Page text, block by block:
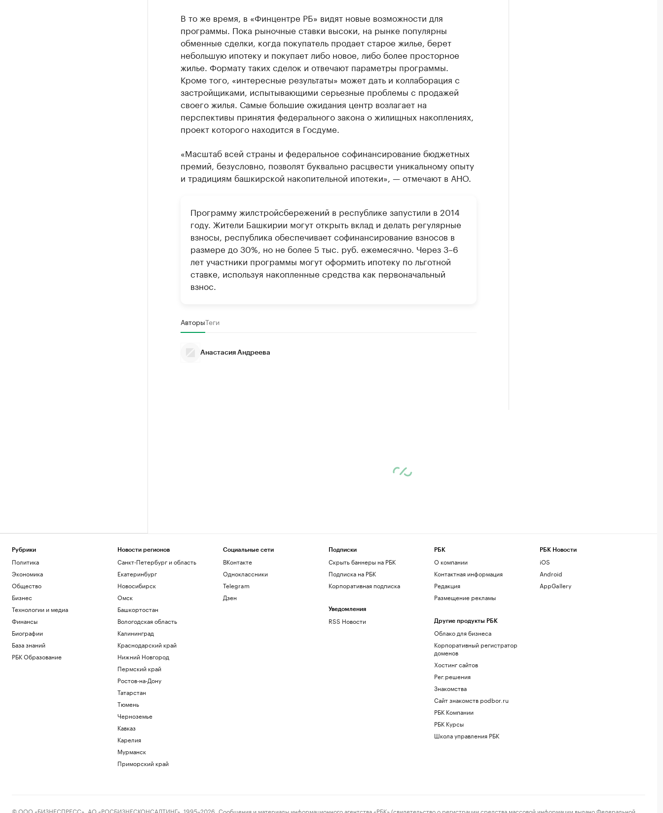
В то же время, в «Финцентре РБ» видят новые возможности для
программы. Пока рыночные ставки высоки, на рынке популярны
обменные сделки, когда покупатель продает старое жилье, берет
небольшую ипотеку и покупает либо новое, либо более просторное
жилье. Формату таких сделок и отвечают параметры программы.
Кроме того, «интересные результаты» может дать и коллаборация с
застройщиками, испытывающими серьезные проблемы с продажей
своего жилья. Самые большие ожидания центр возлагает на
перспективы принятия федерального закона о жилищных накоплениях,
проект которого находится в Госдуме.
«Масштаб всей страны и федеральное софинансирование бюджетных
премий, безусловно, позволят буквально расцвести уникальному опыту
и традициям башкирской накопительной ипотеки», — отмечают в АНО.
Программу жилстройсбережений в республике запустили в 2014
году. Жители Башкирии могут открыть вклад и делать регулярные
взносы, республика обеспечивает софинансирование взносов в
размере до 30%, но не более 5 тыс. руб. ежемесячно. Через 3–6
лет участники программы могут оформить ипотеку по льготной
ставке, используя накопленные средства как первоначальный
взнос.
АвторыТеги
Анастасия Андреева
Рубрики
Политика
Экономика
Общество
Бизнес
Технологии и медиа
Финансы
Биографии
База знаний
РБК Образование
Новости регионов
Санкт-Петербург и область
Екатеринбург
Новосибирск
Омск
Башкортостан
Вологодская область
Калининград
Краснодарский край
Нижний Новгород
Пермский край
Ростов-на-Дону
Татарстан
Тюмень
Черноземье
Кавказ
Карелия
Мурманск
Приморский край
Социальные сети
ВКонтакте
Одноклассники
Telegram
Дзен
Подписки
Скрыть баннеры на РБК
Подписка на РБК
Корпоративная подписка
Уведомления
RSS Новости
РБК
О компании
Контактная информация
Редакция
Размещение рекламы
Другие продукты РБК
Облако для бизнеса
Корпоративный регистратор
доменов
Хостинг сайтов
Рег.решения
Знакомства
Сайт знакомств podbor.ru
РБК Компании
РБК Курсы
Школа управления РБК
РБК Новости
iOS
Android
AppGallery
© ООО «БИЗНЕСПРЕСС», АО «РОСБИЗНЕСКОНСАЛТИНГ», 1995–2026. Сообщения и материалы информационного агентства «РБК» (свидетельство о регистрации средства массовой информации выдано Федеральной